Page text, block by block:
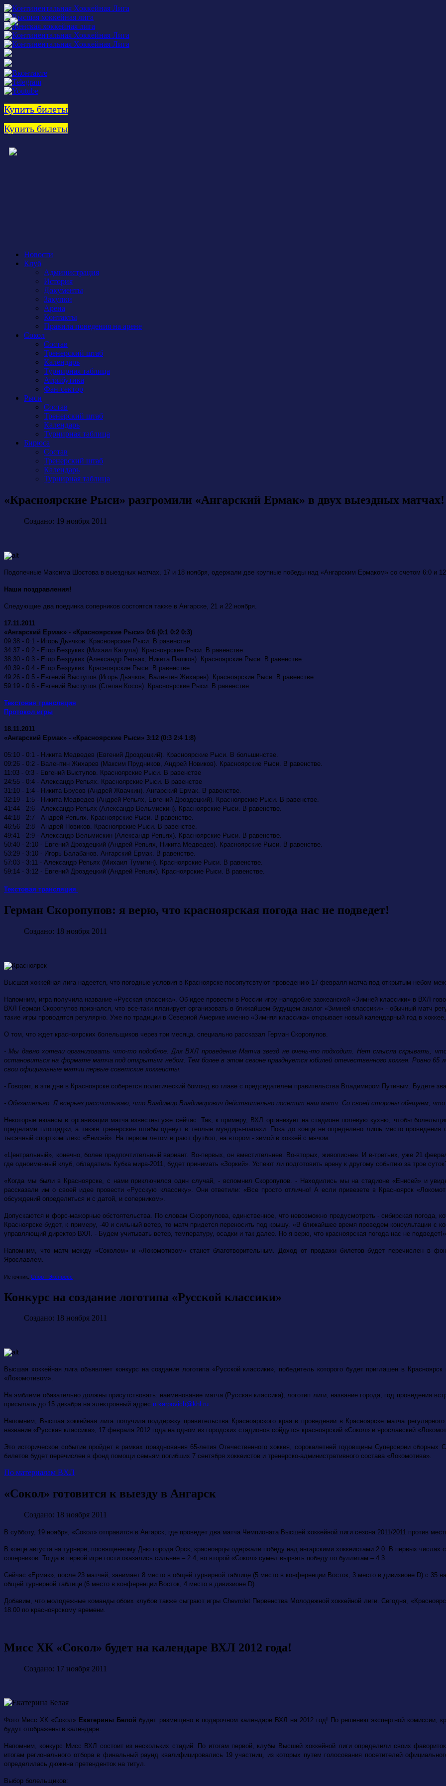
Купить билеты
Купить билеты
Новости
Клуб
Администрация
История
Документы
Закупки
Арена
Контакты
Правила поведения на арене
Сокол
Состав
Тренерский штаб
Календарь
Турнирная таблица
Атрибутика
Фан-сектор
Рыси
Состав
Тренерский штаб
Календарь
Турнирная таблица
Бирюса
Состав
Тренерский штаб
Календарь
Турнирная таблица
«Красноярские Рыси» разгромили «Ангарский Ермак» в двух выездных матчах!
Создано: 19 ноября 2011
Подопечные Максима Шостова в выездных матчах, 17 и 18 ноября, одержали две крупные победы над «Ангарским Ермаком» со счетом 6:0 и
Наши поздравления!
Следующие два поединка соперников состоятся также в Ангарске, 21 и 22 ноября.
17.11.2011
«Ангарский Ермак» - «Красноярские Рыси» 0:6 (0:1 0:2 0:3)
09:38 - 0:1 - Игорь Дьячков. Красноярские Рыси. В равенстве
34:37 - 0:2 - Егор Безруких (Михаил Капула). Красноярские Рыси. В равенстве
38:30 - 0:3 - Егор Безруких (Александр Репьях, Никита Пашков). Красноярские Рыси. В равенстве.
40:39 - 0:4 - Егор Безруких. Красноярские Рыси. В равенстве
49:26 - 0:5 - Евгений Выступов (Игорь Дьячков, Валентин Жихарев). Красноярские Рыси. В равенстве
59:19 - 0:6 - Евгений Выступов (Степан Косов). Красноярские Рыси. В равенстве
Текстовая трансляция
Протокол игры
18.11.2011
«Ангарский Ермак» - «Красноярские Рыси» 3:12 (0:3 2:4 1:8)
05:10 - 0:1 - Никита Медведев (Евгений Дроздецкий). Красноярские Рыси. В большинстве.
09:26 - 0:2 - Валентин Жихарев (Максим Прудников, Андрей Новиков). Красноярские Рыси. В равенстве.
11:03 - 0:3 - Евгений Выступов. Красноярские Рыси. В равенстве
24:55 - 0:4 - Александр Репьях. Красноярские Рыси. В равенстве
31:10 - 1:4 - Никита Брусов (Андрей Жвачкин). Ангарский Ермак. В равенстве.
32:19 - 1:5 - Никита Медведев (Андрей Репьях, Евгений Дроздецкий). Красноярские Рыси. В равенстве.
41:44 - 2:6 - Александр Репьях (Александр Вельмискин). Красноярские Рыси. В равенстве.
44:18 - 2:7 - Андрей Репьях. Красноярские Рыси. В равенстве.
46:56 - 2:8 - Андрей Новиков. Красноярские Рыси. В равенстве.
49:41 - 2:9 - Александр Вельмискин (Александр Репьях). Красноярские Рыси. В равенстве.
50:40 - 2:10 - Евгений Дроздецкий (Андрей Репьях, Никита Медведев). Красноярские Рыси. В равенстве.
53:29 - 3:10 - Игорь Балабанов. Ангарский Ермак. В равенстве.
57:03 - 3:11 - Александр Репьях (Михаил Тумигин). Красноярские Рыси. В равенстве.
59:14 - 3:12 - Евгений Дроздецкий (Андрей Репьях). Красноярские Рыси. В равенстве.
Текстовая трансляция
Герман Скоропупов: я верю, что красноярская погода нас не подведет!
Создано: 18 ноября 2011
Высшая хоккейная лига надеется, что погодные условия в Красноярске посопутсвтуют проведению 17 февраля матча под открытым небом
Напомним, игра получила название «Русская классика». Об идее провести в России игру наподобие заокеанской «Зимней классики» в ВХЛ
ВХЛ Герман Скоропупов признался, что все-таки планирует организовать в ближайшем будущем аналог «Зимней классики» - обычный матч
такие игры проводятся регулярно. Уже по традиции в Северной Америке именно «Зимняя классика» открывает новый календарный год в
О том, что ждет красноярских болельщиков через три месяца, специально рассказал Герман Скоропупов.
- Мы давно хотели организовать что-то подобное. Для ВХЛ проведение Матча звезд не очень-то подходит. Нет смысла скрывать,
остановиться на формате матча под открытым небом. Тем более в этом сезоне празднуется юбилей отечественного хоккея. Ровно 65
свои официальные матчи первые советские хоккеисты.
- Говорят, в эти дни в Красноярске соберется политический бомонд во главе с председателем правительства Владимиром Путиным. Будете
- Обязательно. Я всерьез рассчитываю, что Владимир Владимирович действительно посетит наш матч. Со своей стороны обещаем,
Некоторые нюансы в организации матча известны уже сейчас. Так, к примеру, ВХЛ организует на стадионе полевую кухню, чтобы
пределами площадки, а также тренерские штабы оденут в теплые мундиры-папахи. Пока до конца не определено лишь место
тысячный спорткомплекс «Енисей». На первом летом играют футбол, на втором - зимой в хоккей с мячом.
«Центральный», конечно, более предпочтительный вариант. Во-первых, он вместительнее. Во-вторых, живописнее. И в-третьих, уже 21
где одноименный клуб, обладатель Кубка мира-2011, будет принимать «Зоркий». Успеют ли подготовить арену к другому событию за трое
«Когда мы были в Красноярске, с нами приключился один случай, - вспомнил Скоропупов. - Находились мы на стадионе «Енисей» и
рассказали им о своей идее провести «Русскую классику». Они ответили: «Все просто отлично! А если привезете в Красноярск
обсуждений определиться и с датой, и соперником».
Допускаются и форс-мажорные обстоятельства. По словам Скоропупова, единственное, что невозможно предусмотреть - сибирская
Красноярске будет, к примеру, -40 и сильный ветер, то матч придется переносить под крышу. «В ближайшее время проведем консультации с
управляющий директор ВХЛ. - Будем учитывать ветер, температуру, осадки и так далее. Но я верю, что красноярская погода нас не подведет!»
Напомним, что матч между «Соколом» и «Локомотивом» станет благотворительным. Доход от продажи билетов будет перечислен в
Ярославлем.
Источник: Спорт-Экспресс
Конкурс на создание логотипа «Русской классики»
Создано: 18 ноября 2011
Высшая хоккейная лига объявляет конкурс на создание логотипа «Русской классики», победитель которого будет приглашен в
«Локомотивом».
На эмблеме обязательно должны присутствовать: наименование матча (Русская классика), логотип лиги, название города, год проведения
присылать до 15 декабря на электронный адрес n.karpovich@khl.ru.
Напомним, Высшая хоккейная лига получила поддержку правительства Красноярского края в проведении в Красноярске матча
название «Русская классика», 17 февраля 2012 года на одном из городских стадионов сойдутся красноярский «Сокол» и ярославский
Это историческое событие пройдет в рамках празднования 65-летия Отечественного хоккея, сорокалетней годовщины Суперсерии
билетов будет перечислен в фонд помощи семьям погибших 7 сентября хоккеистов и тренерско-административного состава «Локомотива».
По материалам ВХЛ
«Сокол» готовится к выезду в Ангарск
Создано: 18 ноября 2011
В субботу, 19 ноября, «Сокол» отправится в Ангарск, где проведет два матча Чемпионата Высшей хоккейной лиги сезона 2011/2011 против
В конце августа на турнире, посвященному Дню города Орск, красноярцы одержали победу над ангарскими хоккеистами 2:0. В первых числах
соперников. Тогда в первой игре гости оказались сильнее – 2:4, во второй «Сокол» сумел вырвать победу по буллитам – 4:3.
Сейчас «Ермак», после 23 матчей, занимает 8 место в общей турнирной таблице (5 место в конференции Восток, 3 место в дивизионе D) с 35
общей турнирной таблице (6 место в конференции Восток, 4 место в дивизионе D).
Добавим, что молодежные команды обоих клубов также сыграют игры Chevrolet Первенства Молодежной хоккейной лиги. Сегодня,
18.00 по красноярскому времени.
Мисс ХК «Сокол» будет на календаре ВХЛ 2012 года!
Создано: 17 ноября 2011
Фото Мисс ХК «Сокол» Екатерины Белой будет размещено в подарочном календаре ВХЛ на 2012 год! По решению экспертной комиссии,
будут отображены в календаре.
Напомним, конкурс Мисс ВХЛ состоит из нескольких стадий. По итогам первой, клубы Высшей хоккейной лиги определили своих
итогам регионального отбора в финальный раунд квалифицировались 19 участниц, из которых путем голосования посетителей
определилась дюжина претенденток на титул.
Выбор болельщиков: